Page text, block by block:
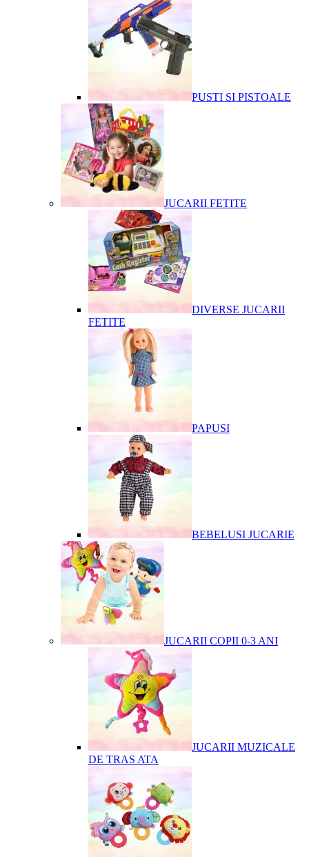
PUSTI SI PISTOALE
JUCARII FETITE
DIVERSE JUCARII
FETITE
PAPUSI
BEBELUSI JUCARIE
JUCARII COPII 0-3 ANI
JUCARII MUZICALE
DE TRAS ATA